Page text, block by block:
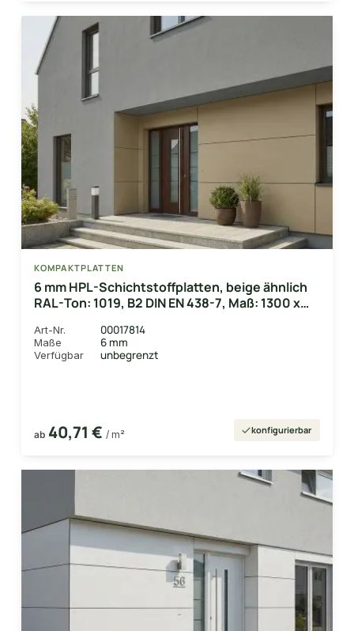
KOMPAKTPLATTEN
6 mm HPL-Schichtstoffplatten, beige ähnlich
RAL-Ton: 1019, B2 DIN EN 438-7, Maß: 1300 x
Art-Nr. 00017814
Maße 6 mm
Verfügbar unbegrenzt
ab 40,71 € / m² konfigurierbar